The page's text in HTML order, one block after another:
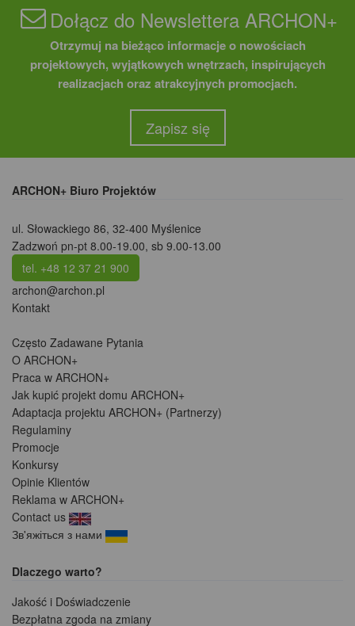
Dołącz do Newslettera ARCHON+
Otrzymuj na bieżąco informacje o nowościach
projektowych, wyjątkowych wnętrzach, inspirujących
realizacjach oraz atrakcyjnych promocjach.
Zapisz się
ARCHON+ Biuro Projektów
ul. Słowackiego 86, 32-400 Myślenice
Zadzwoń pn-pt 8.00-19.00, sb 9.00-13.00
tel. +48 12 37 21 900
archon@archon.pl
Kontakt
Często Zadawane Pytania
O ARCHON+
Praca w ARCHON+
Jak kupić projekt domu ARCHON+
Adaptacja projektu ARCHON+ (Partnerzy)
Regulaminy
Promocje
Konkursy
Opinie Klientów
Reklama w ARCHON+
Contact us
Зв'яжіться з нами
Dlaczego warto?
Jakość i Doświadczenie
Bezpłatna zgoda na zmiany